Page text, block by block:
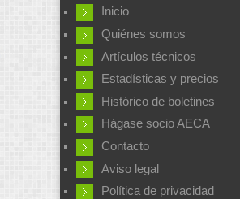
Inicio
Quiénes somos
Artículos técnicos
Estadísticas y precios
Histórico de boletines
Hágase socio AECA
Contacto
Aviso legal
Política de privacidad